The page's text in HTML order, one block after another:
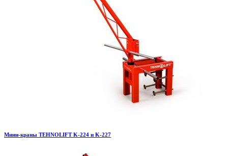
Мини-краны TEHNOLIFT K-224 и K-227